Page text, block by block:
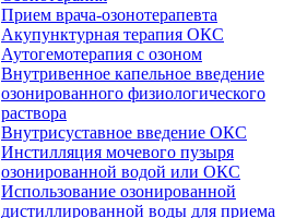
Прием врача-озонотерапевта
Акупунктурная терапия ОКС
Аутогемотерапия с озоном
Внутривенное капельное введение
озонированного физиологического
раствора
Внутрисуставное введение ОКС
Инстилляция мочевого пузыря
озонированной водой или ОКС
Использование озонированной
дистиллированной воды для приема